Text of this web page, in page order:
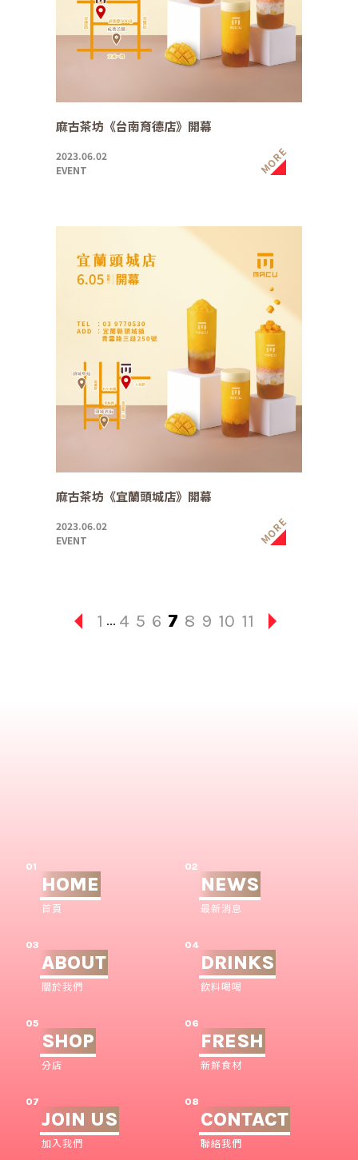
麻古茶坊《台南育德店》開幕
2023.06.02
EVENT
MORE
麻古茶坊《宜蘭頭城店》開幕
2023.06.02
EVENT
MORE
1 ... 4 5 6 7 8 9 10 11
01
HOME
首頁
02
NEWS
最新消息
03
ABOUT
關於我們
04
DRINKS
飲料喝喝
05
SHOP
分店
06
FRESH
新鮮食材
07
JOIN US
加入我們
08
CONTACT
聯絡我們